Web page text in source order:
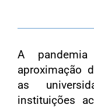
A
aproximação
as
instituições